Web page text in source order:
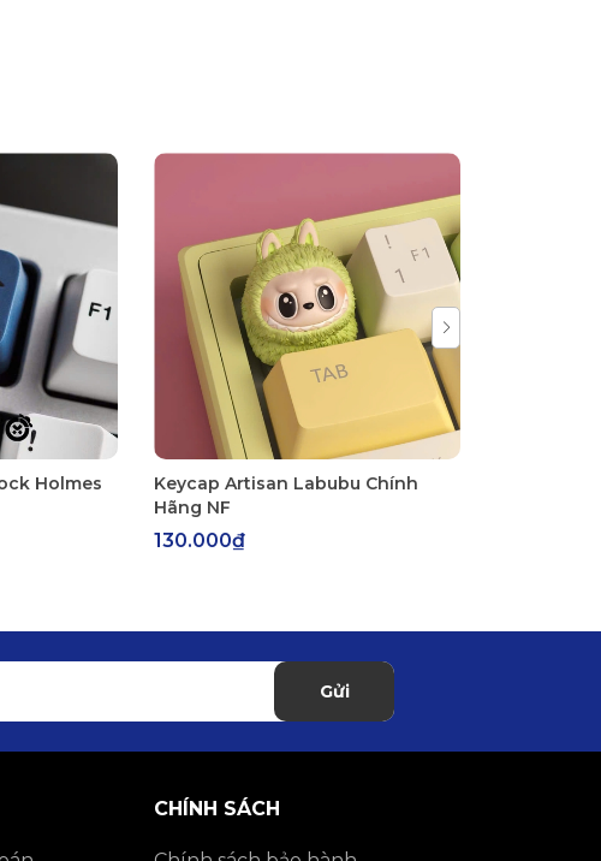
Holmes
Keycap Artisan Labubu Chính
Hãng NF
130.000₫
Gửi
CHÍNH SÁCH